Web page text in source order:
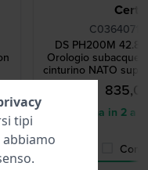
DS PH200M 42.8
Orologio
cinturino NATO
cassa
● Consegna in 2 a
tipi
abbiamo